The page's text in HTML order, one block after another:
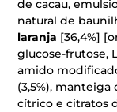
de cacau,
natural de
laranja [36,4%]
glucose-frutose,
amido
(3,5%),
cítrico e citratos